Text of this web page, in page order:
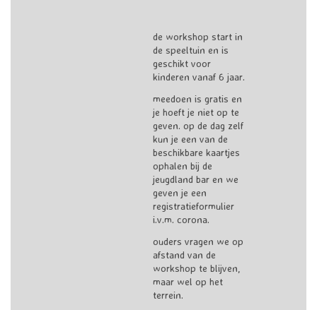
de workshop start in
de speeltuin en is
geschikt voor
kinderen vanaf 6 jaar.
meedoen is gratis en
je hoeft je niet op te
geven. op de dag zelf
kun je een van de
beschikbare kaartjes
ophalen bij de
jeugdland bar en we
geven je een
registratieformulier
i.v.m. corona.
ouders vragen we op
afstand van de
workshop te blijven,
maar wel op het
terrein.